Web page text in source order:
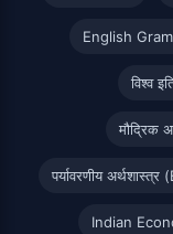
English
विश्व
मौद्रिक
पर्यावरणीय
Indian